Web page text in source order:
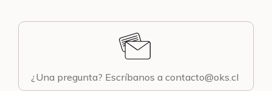
¿Una pregunta? Escríbanos a contacto@oks.cl